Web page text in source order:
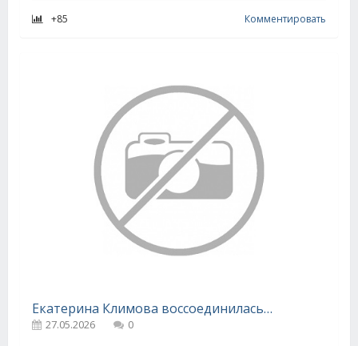
+85 Комментировать
Екатерина Климова воссоединилась с бывшим мужем Гелой Месхи на выпускном дочери
27.05.2026
0